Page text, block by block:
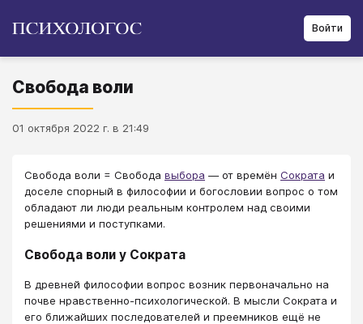
Войти
Свобода воли
01 октября 2022 г. в 21:49
Свобода воли = Свобода выбора — от времён Сократа и
доселе спорный в философии и богословии вопрос о том
обладают ли люди реальным контролем над своими
решениями и поступками.
Свобода воли у Сократа
В древней философии вопрос возник первоначально на
почве нравственно-психологической. В мысли Сократа и
его ближайших последователей и преемников ещё не